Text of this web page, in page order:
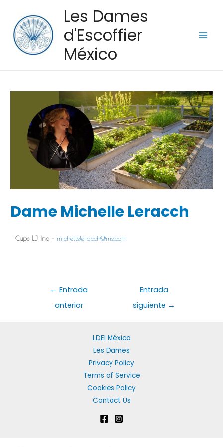
Les Dames
d'Escoffier
México
Dame Michelle Leracch
Cups LJ Inc – michelleleracch@me.com
← Entrada
anterior
Entrada
siguiente →
LDEI México
Les Dames
Privacy Policy
Terms of Service
Cookies Policy
Contact Us